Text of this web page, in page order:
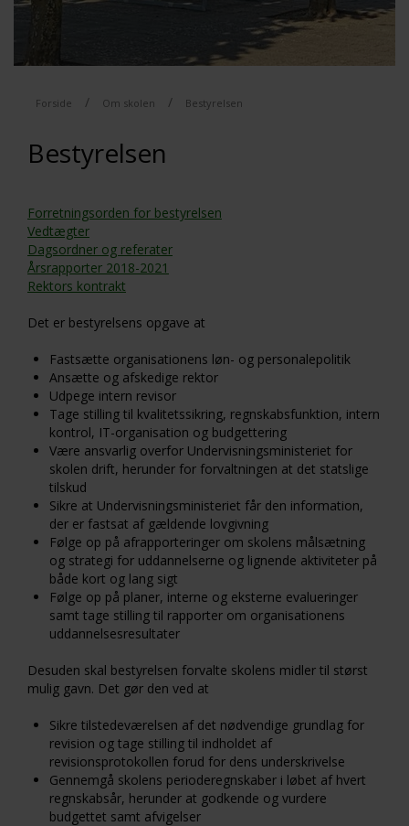
Forside / Om skolen / Bestyrelsen
Bestyrelsen
Forretningsorden for bestyrelsen
Vedtægter
Dagsordner og referater
Årsrapporter 2018-2021
Rektors kontrakt
Det er bestyrelsens opgave at
Fastsætte organisationens løn- og personalepolitik
Ansætte og afskedige rektor
Udpege intern revisor
Tage stilling til kvalitetssikring, regnskabsfunktion, intern
kontrol, IT-organisation og budgettering
Være ansvarlig overfor Undervisningsministeriet for
skolen drift, herunder for forvaltningen at det statslige
tilskud
Sikre at Undervisningsministeriet får den information,
der er fastsat af gældende lovgivning
Følge op på afrapporteringer om skolens målsætning
og strategi for uddannelserne og lignende aktiviteter på
både kort og lang sigt
Følge op på planer, interne og eksterne evalueringer
samt tage stilling til rapporter om organisationens
uddannelsesresultater
Desuden skal bestyrelsen forvalte skolens midler til størst
mulig gavn. Det gør den ved at
Sikre tilstedeværelsen af det nødvendige grundlag for
revision og tage stilling til indholdet af
revisionsprotokollen forud for dens underskrivelse
Gennemgå skolens perioderegnskaber i løbet af hvert
regnskabsår, herunder at godkende og vurdere
budgettet samt afvigelser